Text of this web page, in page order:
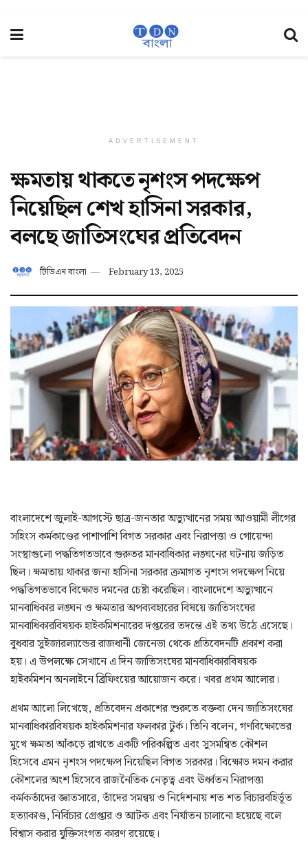
ADVERTISEMENT
ক্ষমতায় থাকতে নৃশংস পদক্ষেপ
নিয়েছিল শেখ হাসিনা সরকার,
বলছে জাতিসংঘের প্রতিবেদন
টিডিএন বাংলা February 13, 2025
বাংলাদেশে জুলাই-আগস্টে ছাত্র-জনতার অভ্যুত্থানের সময় আওয়ামী লীগের
সহিংস কর্মকাণ্ডের পাশাপাশি বিগত সরকার এবং নিরাপত্তা ও গোয়েন্দা
সংস্থাগুলো পদ্ধতিগতভাবে গুরুতর মানবাধিকার লঙ্ঘনের ঘটনায় জড়িত
ছিল। ক্ষমতায় থাকার জন্য হাসিনা সরকার ক্রমাগত নৃশংস পদক্ষেপ নিয়ে
পদ্ধতিগতভাবে বিক্ষোভ দমনের চেষ্টা করেছিল। বাংলাদেশে অভ্যুত্থানে
মানবাধিকার লঙ্ঘন ও ক্ষমতার অপব্যবহারের বিষয়ে জাতিসংঘের
মানবাধিকারবিষয়ক হাইকমিশনারের দপ্তরের তদন্তে এই তথ্য উঠে এসেছে।
বুধবার সুইজারল্যান্ডের রাজধানী জেনেভা থেকে প্রতিবেদনটি প্রকাশ করা
হয়। এ উপলক্ষে সেখানে এ দিন জাতিসংঘের মানবাধিকারবিষয়ক
হাইকমিশন অনলাইনে ব্রিফিংয়ের আয়োজন করে। খবর প্রথম আলোর।
প্রথম আলো লিখেছে, প্রতিবেদন প্রকাশের শুরুতে বক্তব্য দেন জাতিসংঘের
মানবাধিকারবিষয়ক হাইকমিশনার ফলকার টুর্ক। তিনি বলেন, গণবিক্ষোভের
মুখে ক্ষমতা আঁকড়ে রাখতে একটি পরিকল্পিত এবং সুসমন্বিত কৌশল
হিসেবে এমন নৃশংস পদক্ষেপ নিয়েছিল বিগত সরকার। বিক্ষোভ দমন করার
কৌশলের অংশ হিসেবে রাজনৈতিক নেতৃত্ব এবং ঊর্ধ্বতন নিরাপত্তা
কর্মকর্তাদের জ্ঞাতসারে, তাঁদের সমন্বয় ও নির্দেশনায় শত শত বিচারবহির্ভূত
হত্যাকাণ্ড, নির্বিচার গ্রেপ্তার ও আটক এবং নির্যাতন চালানো হয়েছে বলে
বিশ্বাস করার যুক্তিসংগত কারণ রয়েছে।